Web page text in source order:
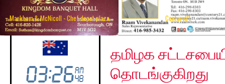
Markham & McNicoll - Chef depot plaza Century21
Australia (Sydney) Sunday, January 5,
தமிழக
தொடங்குகிறது